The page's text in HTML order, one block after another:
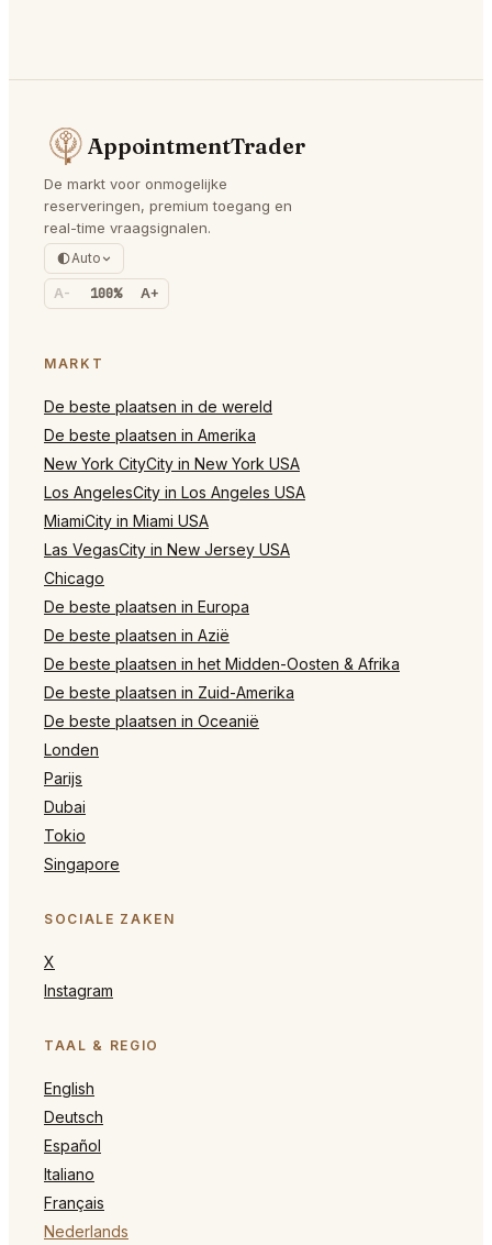
AppointmentTrader
De markt voor onmogelijke
reserveringen, premium toegang en
real-time vraagsignalen.
Auto
A- 100% A+
MARKT
De beste plaatsen in de wereld
De beste plaatsen in Amerika
New York CityCity in New York USA
Los AngelesCity in Los Angeles USA
MiamiCity in Miami USA
Las VegasCity in New Jersey USA
Chicago
De beste plaatsen in Europa
De beste plaatsen in Azië
De beste plaatsen in het Midden-Oosten & Afrika
De beste plaatsen in Zuid-Amerika
De beste plaatsen in Oceanië
Londen
Parijs
Dubai
Tokio
Singapore
SOCIALE ZAKEN
X
Instagram
TAAL & REGIO
English
Deutsch
Español
Italiano
Français
Nederlands